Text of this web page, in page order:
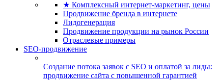
★ Комплексный интернет-маркетинг, цены
Продвижение бренда в интернете
Лидогенерация
Продвижение продукции на рынок России
Отраслевые примеры
SEO-продвижение
Создание потока заявок с SEO и оплатой за лиды:
продвижение сайта с повышенной гарантией